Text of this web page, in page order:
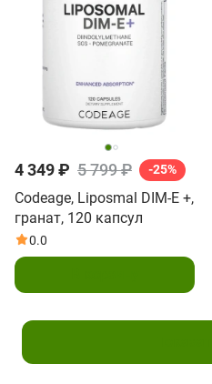
4 349 ₽ 5 799 ₽ -25%
Codeage, Liposmal DIM-E +,
гранат, 120 капсул
0.0